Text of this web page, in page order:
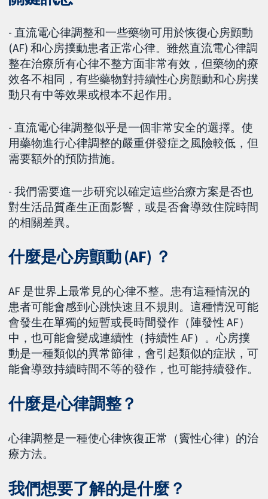
- 直流電心律調整和一些藥物可用於恢復心房顫動
(AF) 和心房撲動患者正常心律。雖然直流電心律調
整在治療所有心律不整方面非常有效，但藥物的療
效各不相同，有些藥物對持續性心房顫動和心房撲
動只有中等效果或根本不起作用。
- 直流電心律調整似乎是一個非常安全的選擇。使
用藥物進行心律調整的嚴重併發症之風險較低，但
需要額外的預防措施。
- 我們需要進一步研究以確定這些治療方案是否也
對生活品質產生正面影響，或是否會導致住院時間
的相關差異。
什麼是心房顫動 (AF) ？
AF 是世界上最常見的心律不整。患有這種情況的
患者可能會感到心跳快速且不規則。這種情況可能
會發生在單獨的短暫或長時間發作（陣發性 AF）
中，也可能會變成連續性（持續性 AF）。心房撲
動是一種類似的異常節律，會引起類似的症狀，可
能會導致持續時間不等的發作，也可能持續發作。
什麼是心律調整？
心律調整是一種使心律恢復正常（竇性心律）的治
療方法。
我們想要了解的是什麼？